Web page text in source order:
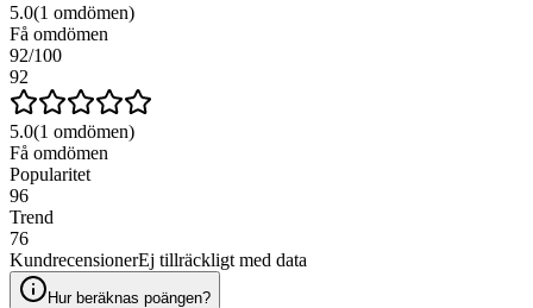
5.0(1 omdömen)
Få omdömen
92/100
92
5.0(1 omdömen)
Få omdömen
Popularitet
96
Trend
76
KundrecensionerEj tillräckligt med data
Hur beräknas poängen?